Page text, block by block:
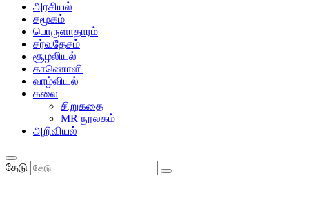
அரசியல்
சமூகம்
பொருளாதாரம்
சர்வதேசம்
சூழலியல்
காணொளி
வாழ்வியல்
கலை
சிறுகதை
MR நூலகம்
அறிவியல்
தேடு